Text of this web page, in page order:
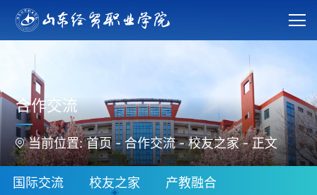
合作交流
当前位置:首页-合作交流-校友之家-正文
国际交流 校友之家 产教融合